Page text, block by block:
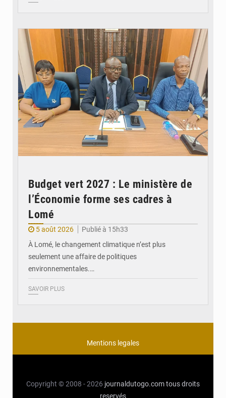
Budget vert 2027 : Le ministère de
l’Économie forme ses cadres à
Lomé
5 août 2026
Publié à 15h33
À Lomé, le changement climatique n’est plus
seulement une affaire de politiques
environnementales.…
SAVOIR PLUS
Mentions legales
Copyright © 2008 - 2026 journaldutogo.comtous droits
reservés